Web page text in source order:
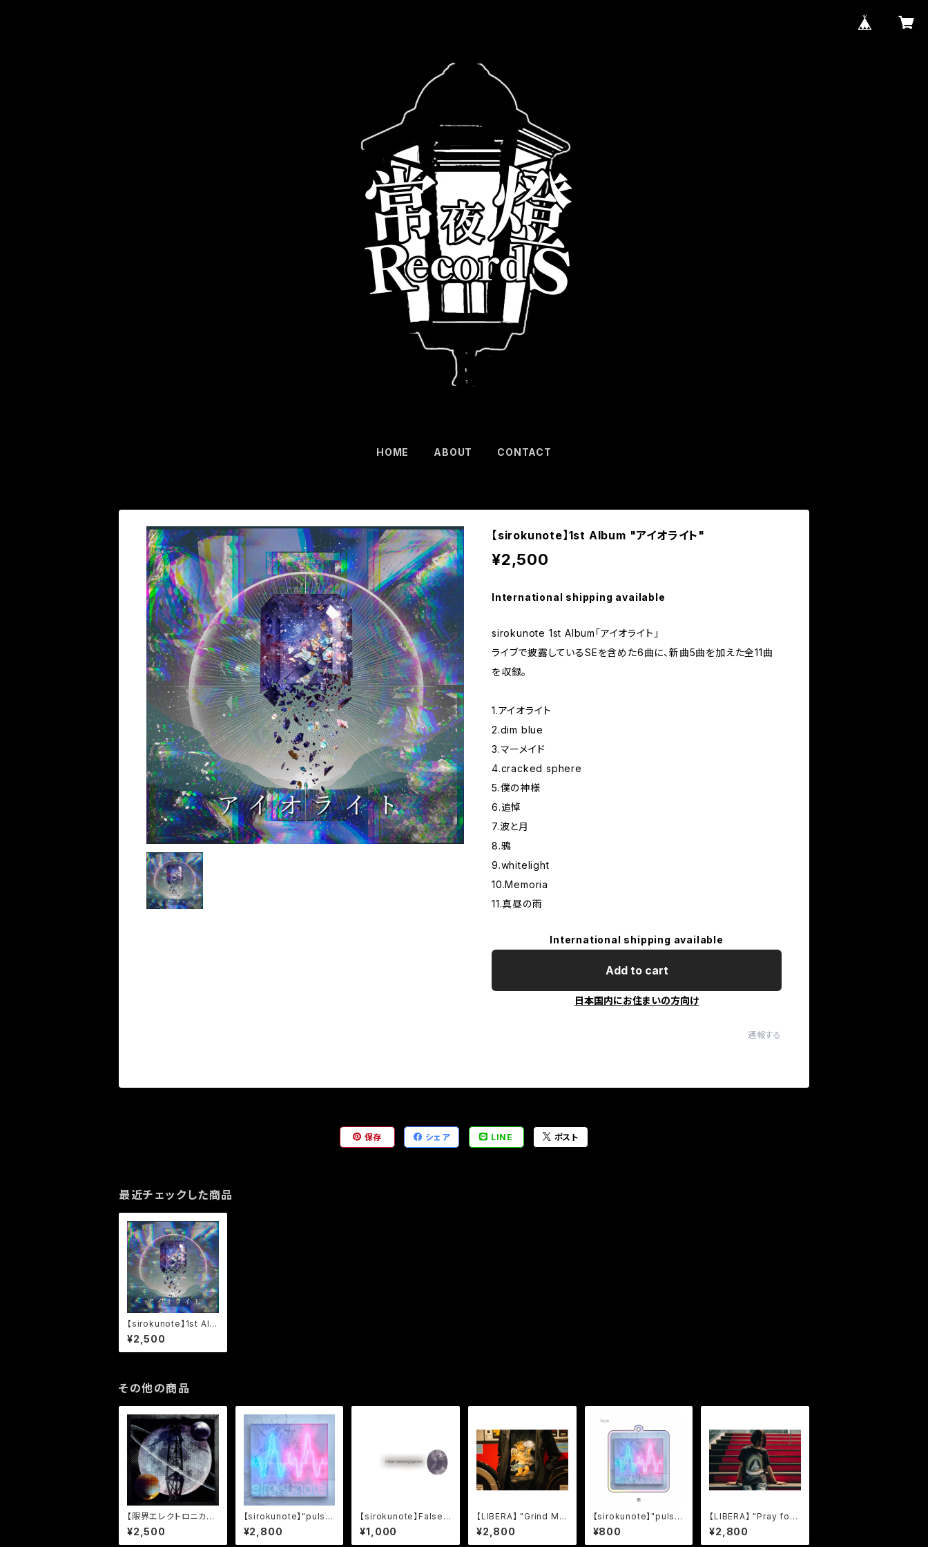
HOME ABOUT CONTACT
【sirokunote】1st Album "アイオライト"
¥2,500
International shipping available
sirokunote 1st Album「アイオライト」
ライブで披露しているSEを含めた6曲に、新曲5曲を加えた全11曲
を収録。
1.アイオライト
2.dim blue
3.マーメイド
4.cracked sphere
5.僕の神様
6.追悼
7.波と月
8.鴉
9.whitelight
10.Memoria
11.真昼の雨
International shipping available
Add to cart
日本国内にお住まいの方向け
通報する
保存 シェア LINE ポスト
最近チェックした商品
【sirokunote】1st Alb
um "アイオライト"
¥2,500
その他の商品
【限界エレクトロニカ】1
st Album"[L-0]Sequ
ence"
¥2,500
【sirokunote】"puls
e" T-shirts White
¥2,800
【sirokunote】False
blessing/garnet
¥1,000
【LIBERA】 "Grind MD
MA Angel" T-Shirt
¥2,800
【sirokunote】"puls
e" Acrylic Key Hold
er 6cm
¥800
【LIBERA】 "Pray for
you Amen" Logo T-
Shirt
¥2,800